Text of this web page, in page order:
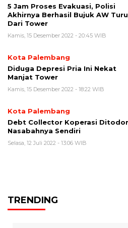
5 Jam Proses Evakuasi, Polisi
Akhirnya Berhasil Bujuk AW
Dari Tower
Kamis, 15 Desember 2022 - 20:45 WIB
Kota Palembang
Diduga Depresi Pria Ini Nekat
Manjat Tower
Kamis, 15 Desember 2022 - 18:22 WIB
Kota Palembang
Debt Collector Koperasi
Nasabahnya Sendiri
Selasa, 12 Juli 2022 - 13:06 WIB
TRENDING